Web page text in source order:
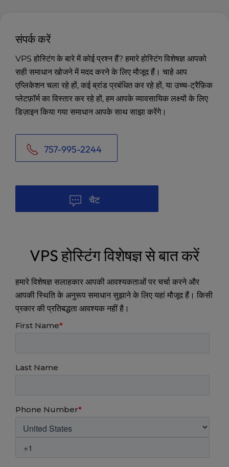
संपर्क करें
VPS होस्टिंग के बारे में कोई प्रश्न हैं? हमारे होस्टिंग विशेषज्ञ आपको
सही समाधान खोजने में मदद करने के लिए मौजूद हैं। चाहे आप
एप्लिकेशन चला रहे हों, कई ब्रांड प्रबंधित कर रहे हों, या उच्च-ट्रैफ़िक
प्लेटफ़ॉर्म का विस्तार कर रहे हों, हम आपके व्यावसायिक लक्ष्यों के लिए
डिज़ाइन किया गया समाधान आपके साथ साझा करेंगे।
757-995-2244
चैट
VPS होस्टिंग विशेषज्ञ से बात करें
हमारे विशेषज्ञ सलाहकार आपकी आवश्यकताओं पर चर्चा करने और
आपकी स्थिति के अनुरूप समाधान सुझाने के लिए यहां मौजूद हैं। किसी
प्रकार की प्रतिबद्धता आवश्यक नहीं है।